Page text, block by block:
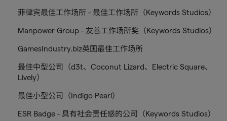
菲律宾最佳工作场所 - 最佳工作场所（Keywords Studios）
Manpower Group - 友善工作场所奖（Keywords Studios）
GamesIndustry.biz英国最佳工作场所
最佳中型公司（d3t、Coconut Lizard、Electric Square、
Lively）
最佳小型公司（Indigo Pearl）
ESR Badge - 具有社会责任感的公司（Keywords Studios）